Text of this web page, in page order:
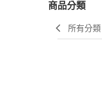
商品分類
所有分類